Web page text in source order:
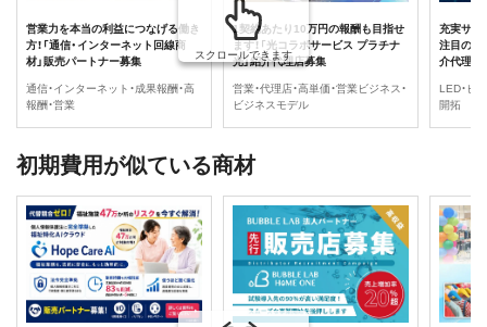
営業力を本当の利益につなげる働き
方！「通信・インターネット回線商
材」販売パートナー募集
通信・インターネット・成果報酬・高
報酬・営業
1契約あたり10万円の報酬も目指せ
ます！「光コラボサービス プラチナ
光」紹介代理店募集
営業・代理店・高単価・営業ビジネス・
ビジネスモデル
充実サポ
注目の映
介代理店
LED・ビ
開拓
スクロールできます
初期費用が似ている商材